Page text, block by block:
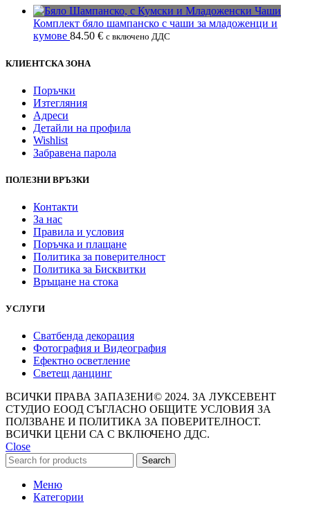
Комплект бяло шампанско с чаши за младоженци и
кумове 84.50 € с включено ДДС
КЛИЕНТСКА ЗОНА
Поръчки
Изтегляния
Адреси
Детайли на профила
Wishlist
Забравена парола
ПОЛЕЗНИ ВРЪЗКИ
Контакти
За нас
Правила и условия
Поръчка и плащане
Политика за поверителност
Политика за Бисквитки
Връщане на стока
УСЛУГИ
Сватбенда декорация
Фотография и Видеография
Ефектно осветление
Светещ данцинг
ВСИЧКИ ПРАВА ЗАПАЗЕНИ© 2024. ЗА ЛУКСЕВЕНТ
СТУДИО ЕООД СЪГЛАСНО ОБЩИТЕ УСЛОВИЯ ЗА
ПОЛЗВАНЕ И ПОЛИТИКА ЗА ПОВЕРИТЕЛНОСТ.
ВСИЧКИ ЦЕНИ СА С ВКЛЮЧЕНО ДДС.
Close
Search
Меню
Категории